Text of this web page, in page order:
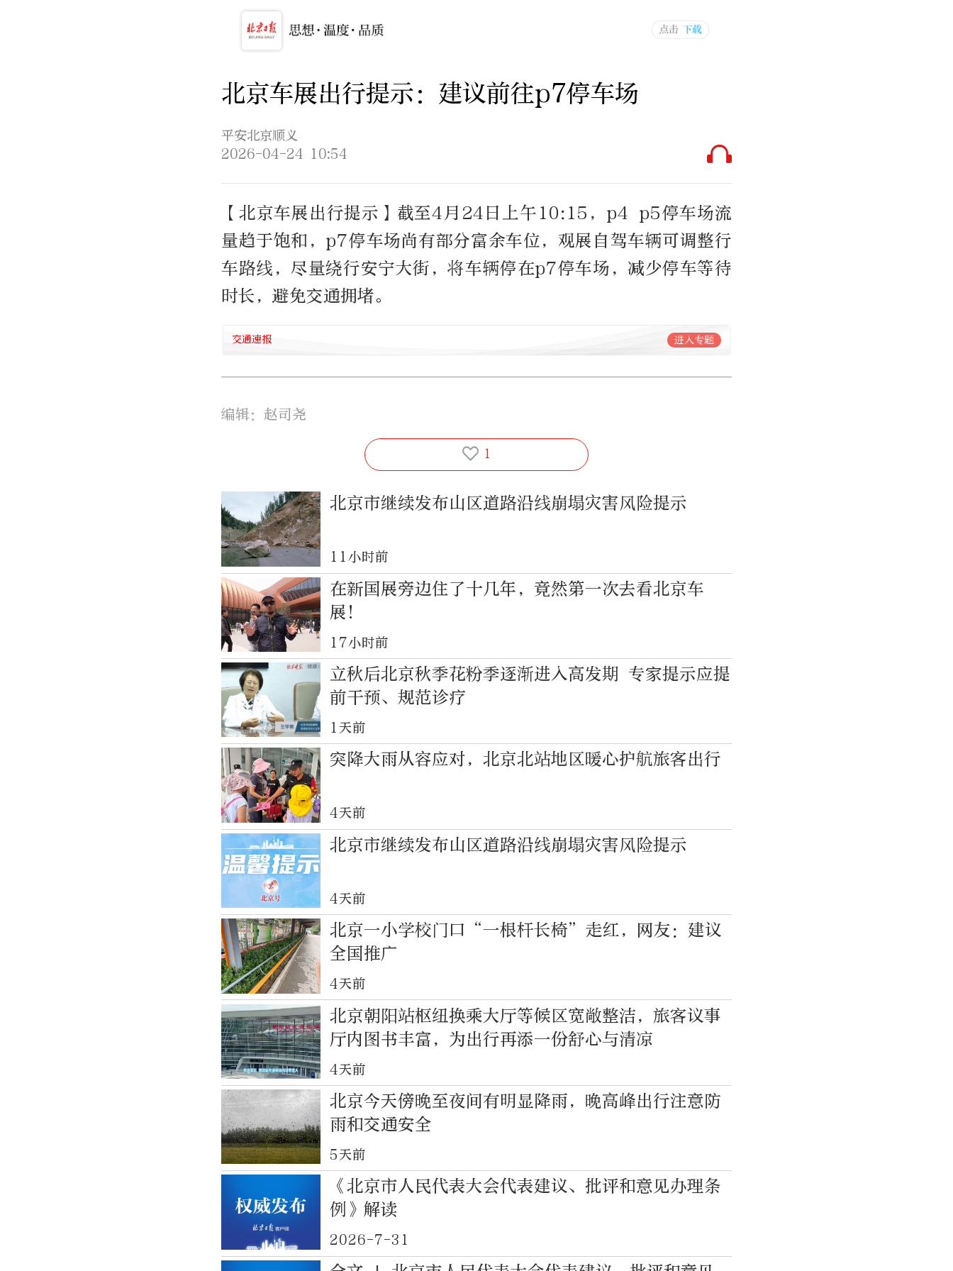
北京车展出行提示：建议前往p7停车场
平安北京顺义
2026-04-24 10:54
【北京车展出行提示】截至4月24日上午10:15，p4 p5停车场流
量趋于饱和，p7停车场尚有部分富余车位，观展自驾车辆可调整行
车路线，尽量绕行安宁大街，将车辆停在p7停车场，减少停车等待
时长，避免交通拥堵。
交通速报 进入专题
编辑：赵司尧
1
北京市继续发布山区道路沿线崩塌灾害风险提示
11小时前
在新国展旁边住了十几年，竟然第一次去看北京车
展！
17小时前
立秋后北京秋季花粉季逐渐进入高发期 专家提示应提
前干预、规范诊疗
1天前
突降大雨从容应对，北京北站地区暖心护航旅客出行
4天前
北京市继续发布山区道路沿线崩塌灾害风险提示
4天前
北京一小学校门口“一根杆长椅”走红，网友：建议
全国推广
4天前
北京朝阳站枢纽换乘大厅等候区宽敞整洁，旅客议事
厅内图书丰富，为出行再添一份舒心与清凉
4天前
北京今天傍晚至夜间有明显降雨，晚高峰出行注意防
雨和交通安全
5天前
《北京市人民代表大会代表建议、批评和意见办理条
例》解读
2026-7-31